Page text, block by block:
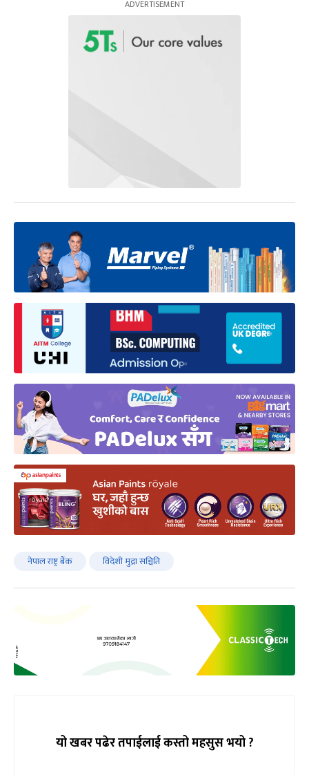
नेपाल राष्ट्र बैंक विदेशी मुद्रा सञ्चिति
यो खबर पढेर तपाईलाई कस्तो महसुस भयो ?